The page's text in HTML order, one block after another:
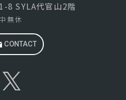
8 SYLA代官山2階
無休
CONTACT